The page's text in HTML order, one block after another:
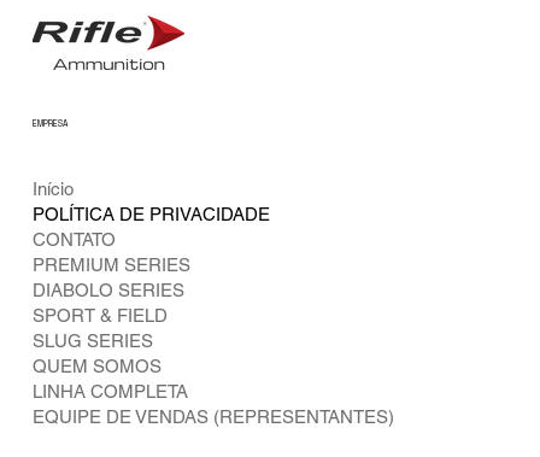
Início
POLÍTICA DE PRIVACIDADE
CONTATO
PREMIUM SERIES
DIABOLO SERIES
SPORT & FIELD
SLUG SERIES
QUEM SOMOS
LINHA COMPLETA
EQUIPE DE VENDAS (REPRESENTANTES)
EMPRESA